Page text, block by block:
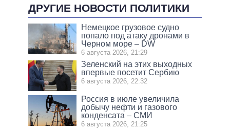
ДРУГИЕ НОВОСТИ ПОЛИТИКИ
Немецкое грузовое судно
попало под атаку дронами в
Черном море – DW
6 августа 2026, 21:29
Зеленский на этих выходных
впервые посетит Сербию
6 августа 2026, 22:32
Россия в июле увеличила
добычу нефти и газового
конденсата – СМИ
6 августа 2026, 21:25